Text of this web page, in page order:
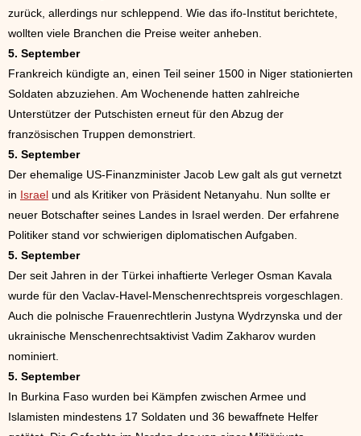
zurück, allerdings nur schleppend. Wie das ifo-Institut berichtete,
wollten viele Branchen die Preise weiter anheben.
5. September
Frankreich kündigte an, einen Teil seiner 1500 in Niger stationierten
Soldaten abzuziehen. Am Wochenende hatten zahlreiche
Unterstützer der Putschisten erneut für den Abzug der
französischen Truppen demonstriert.
5. September
Der ehemalige US-Finanzminister Jacob Lew galt als gut vernetzt
in Israel und als Kritiker von Präsident Netanyahu. Nun sollte er
neuer Botschafter seines Landes in Israel werden. Der erfahrene
Politiker stand vor schwierigen diplomatischen Aufgaben.
5. September
Der seit Jahren in der Türkei inhaftierte Verleger Osman Kavala
wurde für den Vaclav-Havel-Menschenrechtspreis vorgeschlagen.
Auch die polnische Frauenrechtlerin Justyna Wydrzynska und der
ukrainische Menschenrechtsaktivist Vadim Zakharov wurden
nominiert.
5. September
In Burkina Faso wurden bei Kämpfen zwischen Armee und
Islamisten mindestens 17 Soldaten und 36 bewaffnete Helfer